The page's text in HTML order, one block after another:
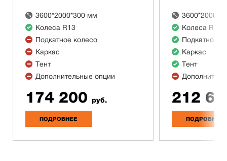
3600*2000*300 мм
Колеса R13
Подкатное колесо
Каркас
Тент
Дополнительные опции
174 200 руб.
ПОДРОБНЕЕ
Колеса R13
Подкатное
Каркас
Тент
212
ПОДРОБНЕЕ